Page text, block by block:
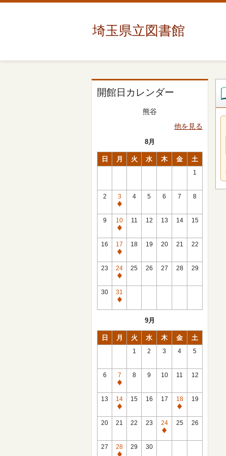
埼玉県立図書館
開館日カレンダー
熊谷
他を見る
8月
日 月 火 水 木 金 土
1
2
3
休
館
日
4 5 6 7 8
9
10
休
館
日
11 12 13 14 15
16
17
休
館
日
18 19 20 21 22
23
24
休
館
日
25 26 27 28 29
30
31
休
9月
日 月 火 水 木 金 土
1 2 3 4 5
6
7
休
館
日
8 9 10 11 12
13
14
休
館
15 16 17
18
休
館
19
20 21 22 23
24
休
25 26
27
28
29 30